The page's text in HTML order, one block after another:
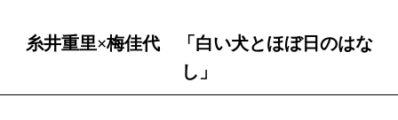
糸井重里×梅佳代 「白い犬とほぼ日のはな
し」